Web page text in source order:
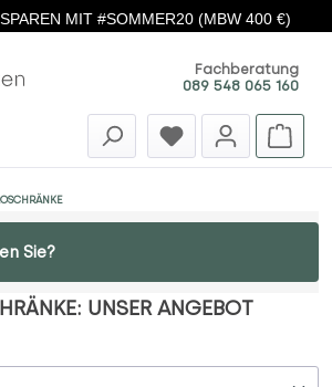
MIT #SOMMER20 (MBW 400 €)
Fachberatung
089 548 065 160
Sie?
UNSER ANGEBOT